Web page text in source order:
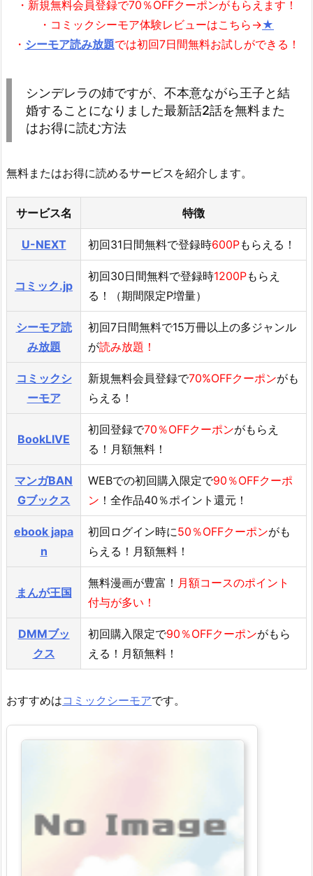
・新規無料会員登録で70％OFFクーポンがもらえます！
・コミックシーモア体験レビューはこちら→★
・ シーモア読み放題では初回7日間無料お試しができる！
シンデレラの姉ですが、不本意ながら王子と結
婚することになりました最新話2話を無料また
はお得に読む方法
無料またはお得に読めるサービスを紹介します。
サービス名 特徴
U-NEXT 初回31日間無料で登録時600Pもらえる！
コミック.jp
初回30日間無料で登録時1200Pもらえ
る！（期間限定P増量）
シーモア読
み放題
初回7日間無料で15万冊以上の多ジャンル
が読み放題！
コミックシ
ーモア
新規無料会員登録で70%OFFクーポンがも
らえる！
BookLIVE
初回登録で70％OFFクーポンがもらえ
る！月額無料！
マンガBAN
Gブックス
WEBでの初回購入限定で90％OFFクーポ
ン ！全作品40％ポイント還元！
ebook japa
n
初回ログイン時に50％OFFクーポンがも
らえる！月額無料！
まんが王国
無料漫画が豊富！ 月額コースのポイント
付与が多い！
DMMブッ
クス
初回購入限定で90％OFFクーポンがもら
える！月額無料！
おすすめはコミックシーモアです。